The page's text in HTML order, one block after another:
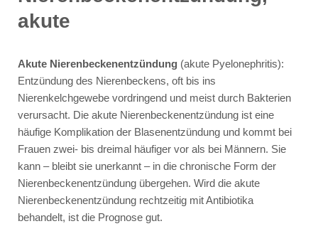
akute
Akute Nierenbeckenentzündung (akute Pyelonephritis):
Entzündung des Nierenbeckens, oft bis ins
Nierenkelchgewebe vordringend und meist durch Bakterien
verursacht. Die akute Nierenbeckenentzündung ist eine
häufige Komplikation der Blasenentzündung und kommt bei
Frauen zwei- bis dreimal häufiger vor als bei Männern. Sie
kann – bleibt sie unerkannt – in die chronische Form der
Nierenbeckenentzündung übergehen. Wird die akute
Nierenbeckenentzündung rechtzeitig mit Antibiotika
behandelt, ist die Prognose gut.